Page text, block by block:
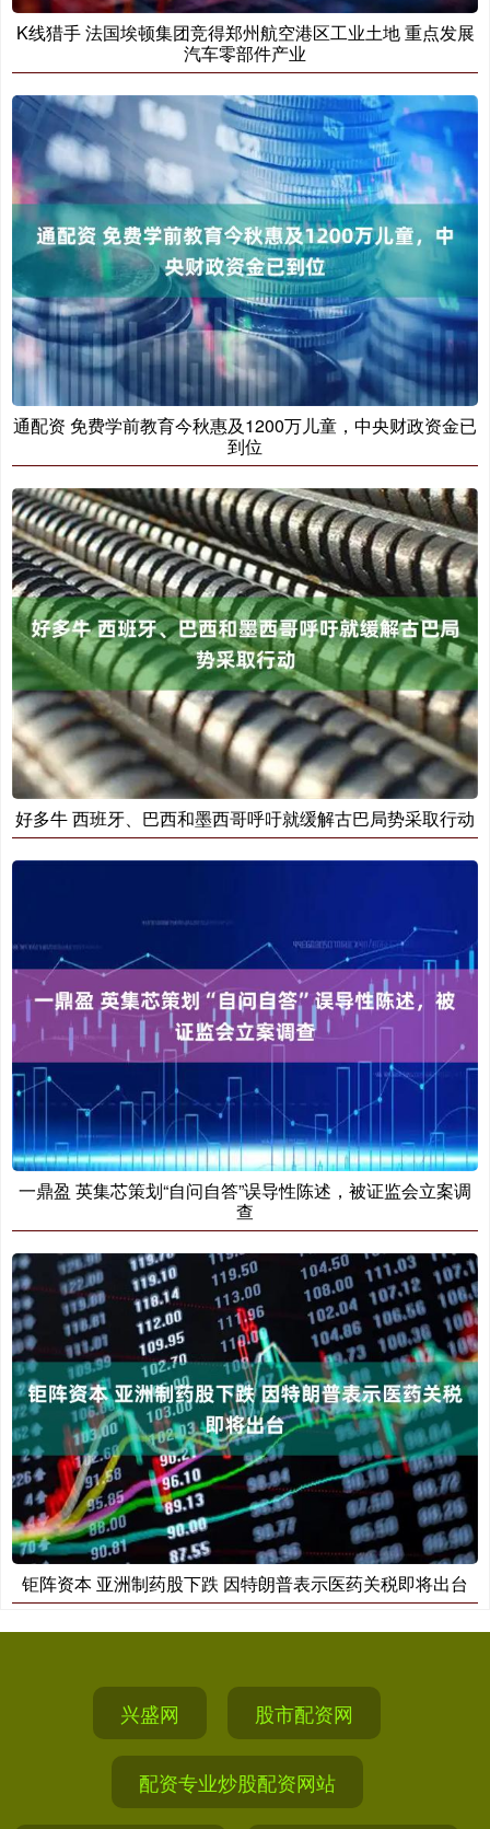
K线猎手 法国埃顿集团竞得郑州航空港区工业土地 重点发展
汽车零部件产业
通配资 免费学前教育今秋惠及1200万儿童，中央财政资金已
到位
好多牛 西班牙、巴西和墨西哥呼吁就缓解古巴局势采取行动
一鼎盈 英集芯策划“自问自答”误导性陈述，被证监会立案调
查
钜阵资本 亚洲制药股下跌 因特朗普表示医药关税即将出台
兴盛网 股市配资网
配资专业炒股配资网站